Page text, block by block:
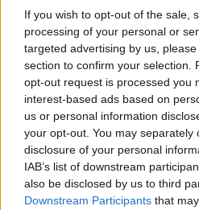
If you wish to opt-out of the sale,
processing of your personal or
targeted advertising by us,
section to confirm your selection.
opt-out request is processed you
interest-based ads based on
us or personal information
your opt-out. You may separately
disclosure of your personal
IAB’s list of downstream
also be disclosed by us to third
Downstream Participants that